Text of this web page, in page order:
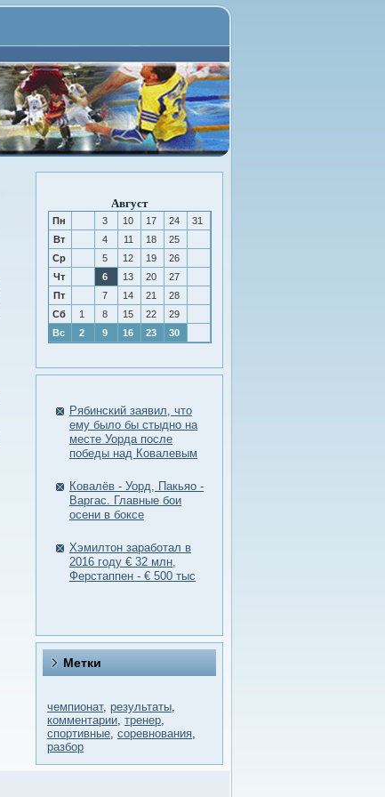
Август
Пн 3 10 17 24
31
Вт
4 11 18
25
Ср
5 12 19
26
Чт
6 13 20
27
Пт
7 14 21
28
Сб
1 8 15 22
29
Вс
2 9 16 23 30
Рябинский заявил, что
ему было бы стыдно на
месте Уорда после
победы над Ковалевым
Ковалёв - Уорд, Пакьяо -
Варгас. Главные бои
осени в боксе
Хэмилтон заработал в
2016 году € 32 млн,
Ферстаппен - € 500 тыс
Метки
чемпионат, результаты,
комментарии, тренер,
спортивные, соревнования,
разбор